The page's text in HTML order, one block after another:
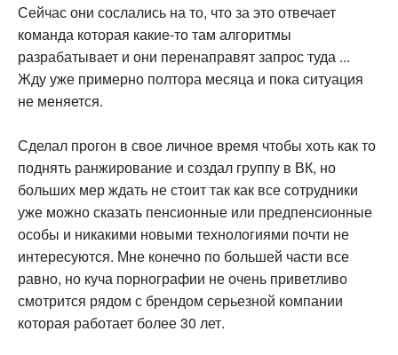
Сейчас они сослались на то, что за это отвечает
команда которая какие-то там алгоритмы
разрабатывает и они перенаправят запрос туда ...
Жду уже примерно полтора месяца и пока ситуация
не меняется.
Сделал прогон в свое личное время чтобы хоть как то
поднять ранжирование и создал группу в ВК, но
больших мер ждать не стоит так как все сотрудники
уже можно сказать пенсионные или предпенсионные
особы и никакими новыми технологиями почти не
интересуются. Мне конечно по большей части все
равно, но куча порнографии не очень приветливо
смотрится рядом с брендом серьезной компании
которая работает более 30 лет.